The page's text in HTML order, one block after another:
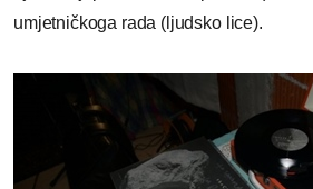
umjetničkoga rada (ljudsko lice).